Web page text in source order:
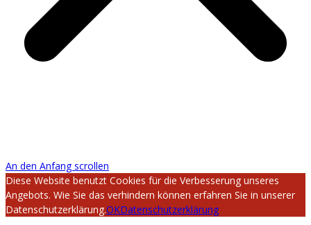
An den Anfang scrollen
Diese Website benutzt Cookies für die Verbesserung unseres
Angebots. Wie Sie das verhindern können erfahren Sie in unserer
Datenschutzerklärung.OKDatenschutzerklärung